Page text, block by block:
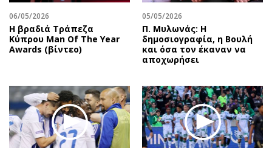
06/05/2026
Η βραδιά Τράπεζα
Κύπρου Man Of The Year
Awards (βίντεο)
05/05/2026
Π. Μυλωνάς: Η
δημοσιογραφία, η Βουλή
και όσα τον έκαναν να
αποχωρήσει